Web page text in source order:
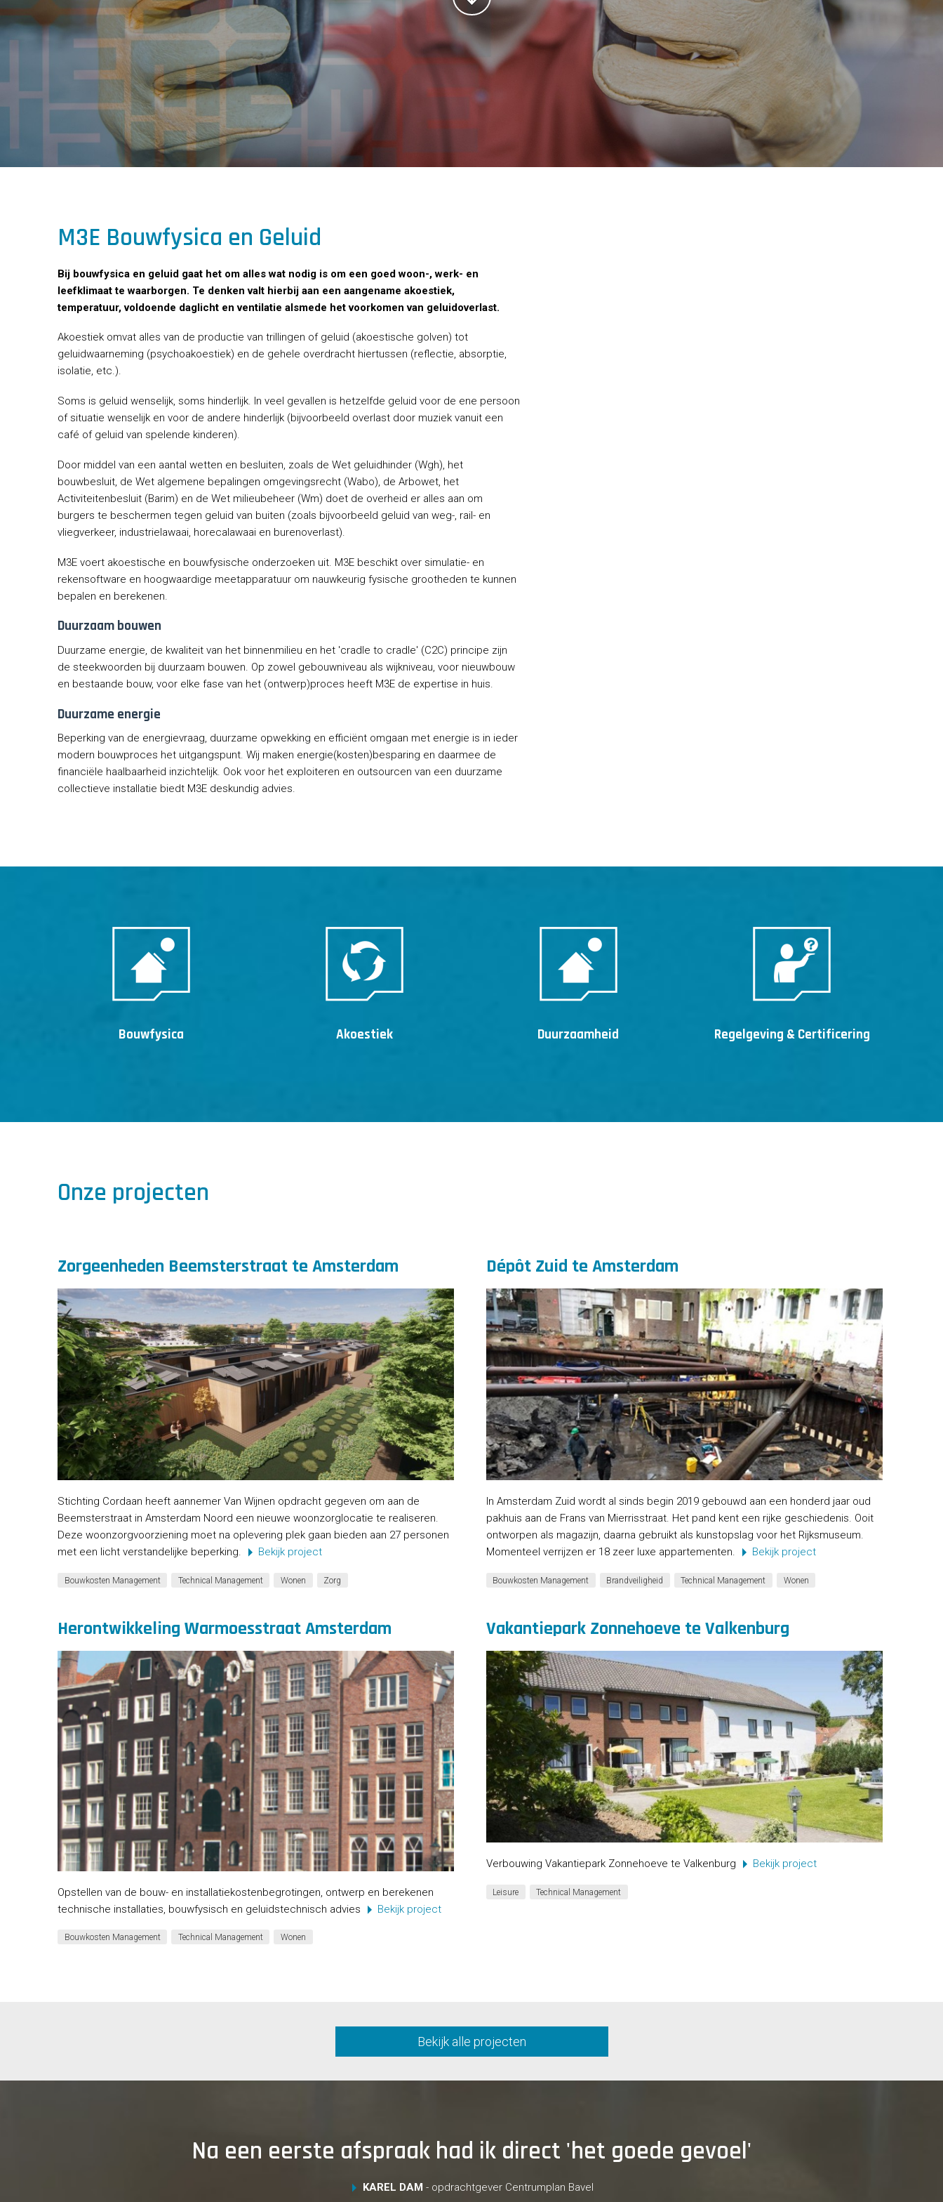
M3E Bouwfysica en Geluid
Bij bouwfysica en geluid gaat het om alles wat nodig is om een goed woon-, werk- en
leefklimaat te waarborgen. Te denken valt hierbij aan een aangename akoestiek,
temperatuur, voldoende daglicht en ventilatie alsmede het voorkomen van geluidoverlast.
Akoestiek omvat alles van de productie van trillingen of geluid (akoestische golven) tot
geluidwaarneming (psychoakoestiek) en de gehele overdracht hiertussen (reflectie, absorptie,
isolatie, etc.).
Soms is geluid wenselijk, soms hinderlijk. In veel gevallen is hetzelfde geluid voor de ene persoon
of situatie wenselijk en voor de andere hinderlijk (bijvoorbeeld overlast door muziek vanuit een
café of geluid van spelende kinderen).
Door middel van een aantal wetten en besluiten, zoals de Wet geluidhinder (Wgh), het
bouwbesluit, de Wet algemene bepalingen omgevingsrecht (Wabo), de Arbowet, het
Activiteitenbesluit (Barim) en de Wet milieubeheer (Wm) doet de overheid er alles aan om
burgers te beschermen tegen geluid van buiten (zoals bijvoorbeeld geluid van weg-, rail- en
vliegverkeer, industrielawaai, horecalawaai en burenoverlast).
M3E voert akoestische en bouwfysische onderzoeken uit. M3E beschikt over simulatie- en
rekensoftware en hoogwaardige meetapparatuur om nauwkeurig fysische grootheden te kunnen
bepalen en berekenen.
Duurzaam bouwen
Duurzame energie, de kwaliteit van het binnenmilieu en het 'cradle to cradle' (C2C) principe zijn
de steekwoorden bij duurzaam bouwen. Op zowel gebouwniveau als wijkniveau, voor nieuwbouw
en bestaande bouw, voor elke fase van het (ontwerp)proces heeft M3E de expertise in huis.
Duurzame energie
Beperking van de energievraag, duurzame opwekking en efficiënt omgaan met energie is in ieder
modern bouwproces het uitgangspunt. Wij maken energie(kosten)besparing en daarmee de
financiële haalbaarheid inzichtelijk. Ook voor het exploiteren en outsourcen van een duurzame
collectieve installatie biedt M3E deskundig advies.
Bouwfysica Akoestiek Duurzaamheid Regelgeving & Certificering
Onze projecten
Zorgeenheden Beemsterstraat te Amsterdam
Stichting Cordaan heeft aannemer Van Wijnen opdracht gegeven om aan de
Beemsterstraat in Amsterdam Noord een nieuwe woonzorglocatie te realiseren.
Deze woonzorgvoorziening moet na oplevering plek gaan bieden aan 27 personen
met een licht verstandelijke beperking.
Bekijk project
Bouwkosten Management Technical Management Wonen Zorg
Dépôt Zuid te Amsterdam
In Amsterdam Zuid wordt al sinds begin 2019 gebouwd aan een honderd jaar oud
pakhuis aan de Frans van Mierrisstraat. Het pand kent een rijke geschiedenis. Ooit
ontworpen als magazijn, daarna gebruikt als kunstopslag voor het Rijksmuseum.
Momenteel verrijzen er 18 zeer luxe appartementen.
Bekijk project
Bouwkosten Management Brandveiligheid Technical Management Wonen
Herontwikkeling Warmoesstraat Amsterdam
Opstellen van de bouw- en installatiekostenbegrotingen, ontwerp en berekenen
technische installaties, bouwfysisch en geluidstechnisch advies
Bekijk project
Bouwkosten Management Technical Management Wonen
Vakantiepark Zonnehoeve te Valkenburg
Verbouwing Vakantiepark Zonnehoeve te Valkenburg Bekijk project
Leisure Technical Management
Bekijk alle projecten
Na een eerste afspraak had ik direct 'het goede gevoel'
KAREL DAM- opdrachtgever Centrumplan Bavel